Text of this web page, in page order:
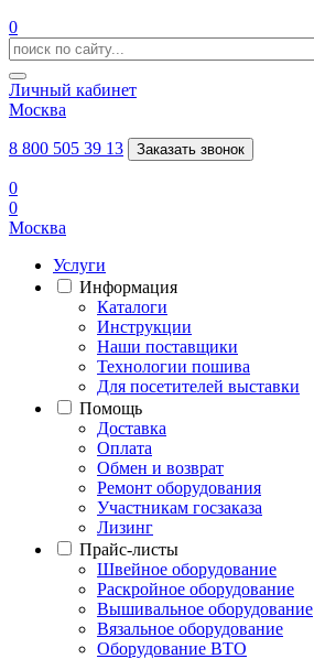
0
Личный кабинет
Москва
8 800 505 39 13 Заказать звонок
0
0
Москва
Услуги
Информация
Каталоги
Инструкции
Наши поставщики
Технологии пошива
Для посетителей выставки
Помощь
Доставка
Оплата
Обмен и возврат
Ремонт оборудования
Участникам госзаказа
Лизинг
Прайс-листы
Швейное оборудование
Раскройное оборудование
Вышивальное оборудование
Вязальное оборудование
Оборудование ВТО